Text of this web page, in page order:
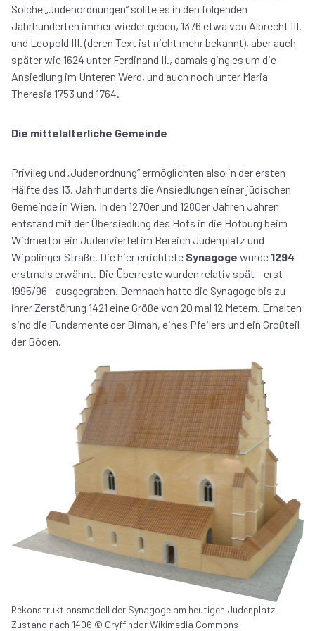
Solche „Judenordnungen“ sollte es in den folgenden
Jahrhunderten immer wieder geben, 1376 etwa von Albrecht III.
und Leopold III. (deren Text ist nicht mehr bekannt), aber auch
später wie 1624 unter Ferdinand II., damals ging es um die
Ansiedlung im Unteren Werd, und auch noch unter Maria
Theresia 1753 und 1764.
Die mittelalterliche Gemeinde
Privileg und „Judenordnung“ ermöglichten also in der ersten
Hälfte des 13. Jahrhunderts die Ansiedlungen einer jüdischen
Gemeinde in Wien. In den 1270er und 1280er Jahren Jahren
entstand mit der Übersiedlung des Hofs in die Hofburg beim
Widmertor ein Judenviertel im Bereich Judenplatz und
Wipplinger Straße. Die hier errichtete Synagoge wurde 1294
erstmals erwähnt. Die Überreste wurden relativ spät – erst
1995/96 - ausgegraben. Demnach hatte die Synagoge bis zu
ihrer Zerstörung 1421 eine Größe von 20 mal 12 Metern. Erhalten
sind die Fundamente der Bimah, eines Pfeilers und ein Großteil
der Böden.
Rekonstruktionsmodell der Synagoge am heutigen Judenplatz.
Zustand nach 1406 © Gryffindor Wikimedia Commons